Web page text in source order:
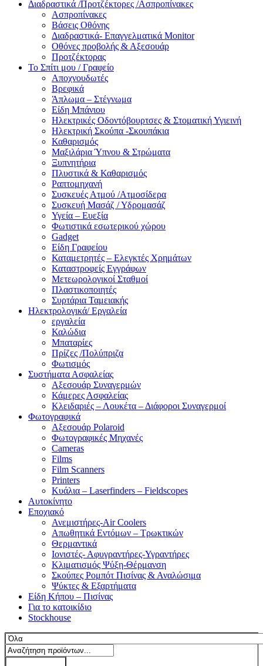
Διαδραστικά /Προτζέκτορες /Ασπροπίνακες
Ασπροπίνακες
Βάσεις Οθόνης
Διαδραστικά- Επαγγελματικά Monitor
Οθόνες προβολής & Αξεσουάρ
Προτζέκτορας
Το Σπίτι μου / Γραφείο
Αποχνουδωτές
Βρεφικά
Άπλωμα – Στέγνωμα
Είδη Μπάνιου
Ηλεκτρικές Οδοντόβουρτσες & Στοματική Υγιεινή
Ηλεκτρική Σκούπα -Σκουπάκια
Καθαρισμός
Μαξιλάρια Ύπνου & Στρώματα
Ξυπνητήρια
Πλυστικά & Καθαρισμός
Ραπτομηχανή
Συσκευές Ατμού /Ατμοσίδερα
Συσκευή Μασάζ / Υδρομασάζ
Υγεία – Ευεξία
Φωτιστικά εσωτερικού χώρου
Gadget
Είδη Γραφείου
Καταμετρητές – Ελεγκτές Χρημάτων
Καταστροφείς Εγγράφων
Μετεωρολογικοί Σταθμοί
Πλαστικοποιητές
Συρτάρια Ταμειακής
Ηλεκτρολογικά/ Εργαλεία
εργαλεία
Καλώδια
Μπαταρίες
Πρίζες /Πολύπριζα
Φωτισμός
Συστήματα Ασφαλείας
Αξεσουάρ Συναγερμών
Κάμερες Ασφαλείας
Κλειδαριές – Λουκέτα – Διάφοροι Συναγερμοί
Φωτογραφικά
Αξεσουάρ Polaroid
Φωτογραφικές Μηχανές
Cameras
Films
Film Scanners
Printers
Κυάλια – Laserfinders – Fieldscopes
Αυτοκίνητο
Εποχιακό
Ανεμιστήρες-Air Coolers
Απωθητικά Εντόμων – Τρωκτικών
Θερμαντικά
Ιονιστές- Αφυγραντήρες-Υγραντήρες
Κλιματισμός Ψύξη-Θέρμανση
Σκούπες Ρομπότ Πισίνας & Αναλώσιμα
Ψύκτες & Εξαρτήματα
Είδη Κήπου – Πισίνας
Για το κατοικίδιο
Stockhouse